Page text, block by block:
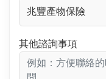
其他諮詢事項